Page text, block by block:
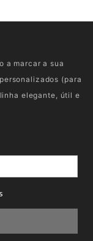
a marcar a sua
(para
elegante, útil e